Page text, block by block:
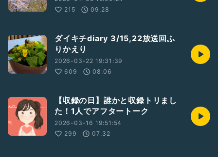
215
09:28
ダイキチdiary 3/15,22放送回ふ
りかえり
2026-03-22 19:31:39
609
08:06
【収録の日】誰かと収録トリまし
た！1人でアフタートーク
2026-03-16 19:51:54
299
07:32